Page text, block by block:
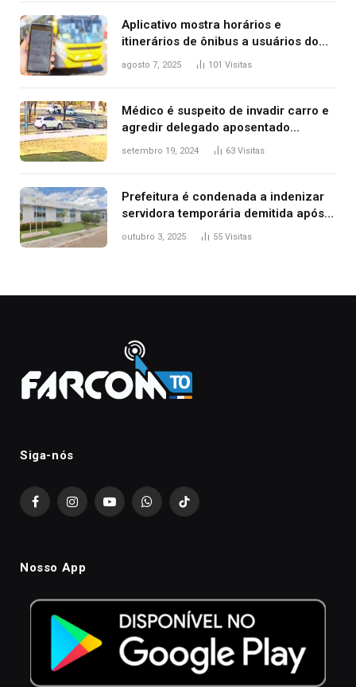
Aplicativo mostra horários e
itinerários de ônibus a usuários do
transporte público de Palmas; confira
agosto 7, 2025 101 Visitas
Médico é suspeito de invadir carro e
agredir delegado aposentado
durante confusão no trânsito
setembro 19, 2024 63 Visitas
Prefeitura é condenada a indenizar
servidora temporária demitida após
nascimento da filha
outubro 3, 2025 55 Visitas
Siga-nós
FacebookInstagramYouTubeWhatsAppTikTok
Nosso App